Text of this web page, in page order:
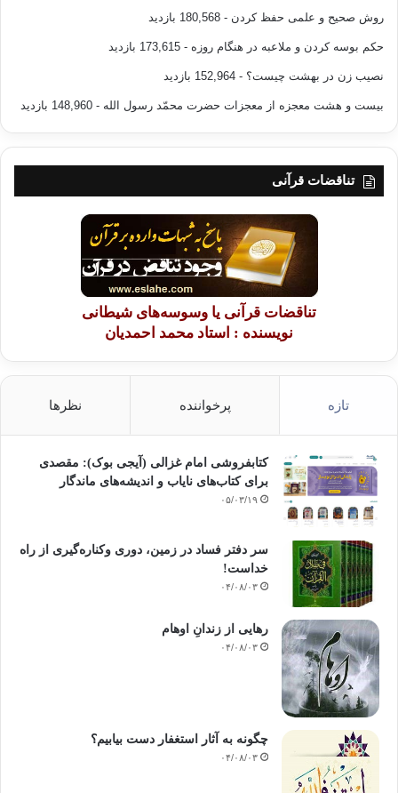
روش صحیح و علمی حفظ کردن - 180,568 بازدید
حکم بوسه کردن و ملاعبه در هنگام روزه - 173,615 بازدید
نصیب زن در بهشت چیست؟ - 152,964 بازدید
بیست و هشت معجزه از معجزات حضرت محمّد رسول الله - 148,960 بازدید
تناقضات قرآنی
تناقضات قرآنی یا وسوسه‌های شیطانی
نویسنده : استاد محمد احمدیان
تازه پرخواننده نظرها
کتابفروشی امام غزالی (آیجی بوک): مقصدی
برای کتاب‌های نایاب و اندیشه‌های ماندگار
۰۵/۰۳/۱۹
سر دفتر فساد در زمین‌، دوری وکناره‌گیری از راه
خداست‌!
۰۴/۰۸/۰۳
رهایی از زندانِ اوهام
۰۴/۰۸/۰۳
چگونه به آثار استغفار دست بیابیم؟
۰۴/۰۸/۰۳